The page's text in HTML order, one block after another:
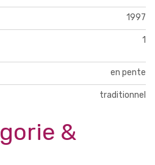
1997
1
en pente
traditionnel
&